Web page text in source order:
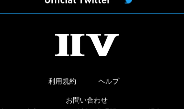
利用規約 ヘルプ
お問い合わせ